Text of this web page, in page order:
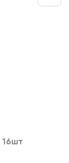
16шт